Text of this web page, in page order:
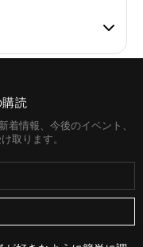
できるよう、製造
ます。
びご注文の商品に
けます。
読
着情報、今後のイベント、
取ります。